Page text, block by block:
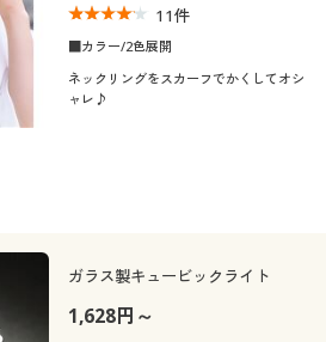
11件
■カラー/2色展開
ネックリングをスカーフでかくしてオシ
ャレ♪
ガラス製キュービックライト
1,628円～